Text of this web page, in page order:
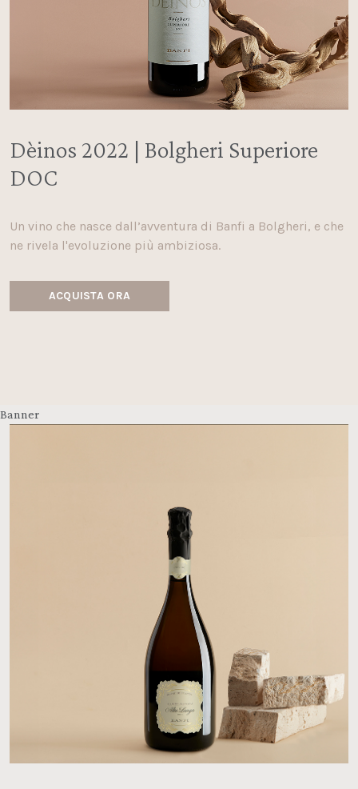
Dèinos 2022 | Bolgheri Superiore
DOC
Un vino che nasce dall’avventura di Banfi a Bolgheri, e che
ne rivela l'evoluzione più ambiziosa.
ACQUISTA ORA
Banner